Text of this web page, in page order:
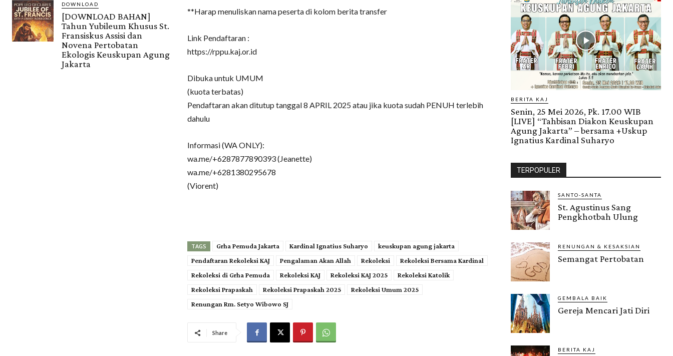
DOWNLOAD
[DOWNLOAD BAHAN]
Tahun Yubileum Khusus St.
Fransiskus Assisi dan
Novena Pertobatan
Ekologis Keuskupan Agung
Jakarta
**Harap menuliskan nama peserta di kolom berita transfer
Link Pendaftaran :
https://rppu.kaj.or.id
Dibuka untuk UMUM
(kuota terbatas)
Pendaftaran akan ditutup tanggal 8 APRIL 2025 atau jika kuota sudah PENUH terlebih
dahulu
Informasi (WA ONLY):
wa.me/+6287877890393 (Jeanette)
wa.me/+6281380295678
(Viorent)
TAGS Grha Pemuda Jakarta Kardinal Ignatius Suharyo
keuskupan agung jakarta
Pendaftaran Rekoleksi KAJ
Pengalaman Akan Allah Rekoleksi
Rekoleksi Bersama Kardinal
Rekoleksi di Grha Pemuda
Rekoleksi KAJ Rekoleksi KAJ 2025
Rekoleksi Katolik
Rekoleksi Prapaskah
Rekoleksi Prapaskah 2025
Rekoleksi Umum 2025
Renungan Rm. Setyo Wibowo SJ
Share
BERITA KAJ
Senin, 25 Mei 2026, Pk. 17.00 WIB
[LIVE] “Tahbisan Diakon Keuskupan
Agung Jakarta” – bersama +Uskup
Ignatius Kardinal Suharyo
TERPOPULER
SANTO-SANTA
St. Agustinus Sang
Pengkhotbah Ulung
RENUNGAN & KESAKSIAN
Semangat Pertobatan
GEMBALA BAIK
Gereja Mencari Jati Diri
BERITA KAJ